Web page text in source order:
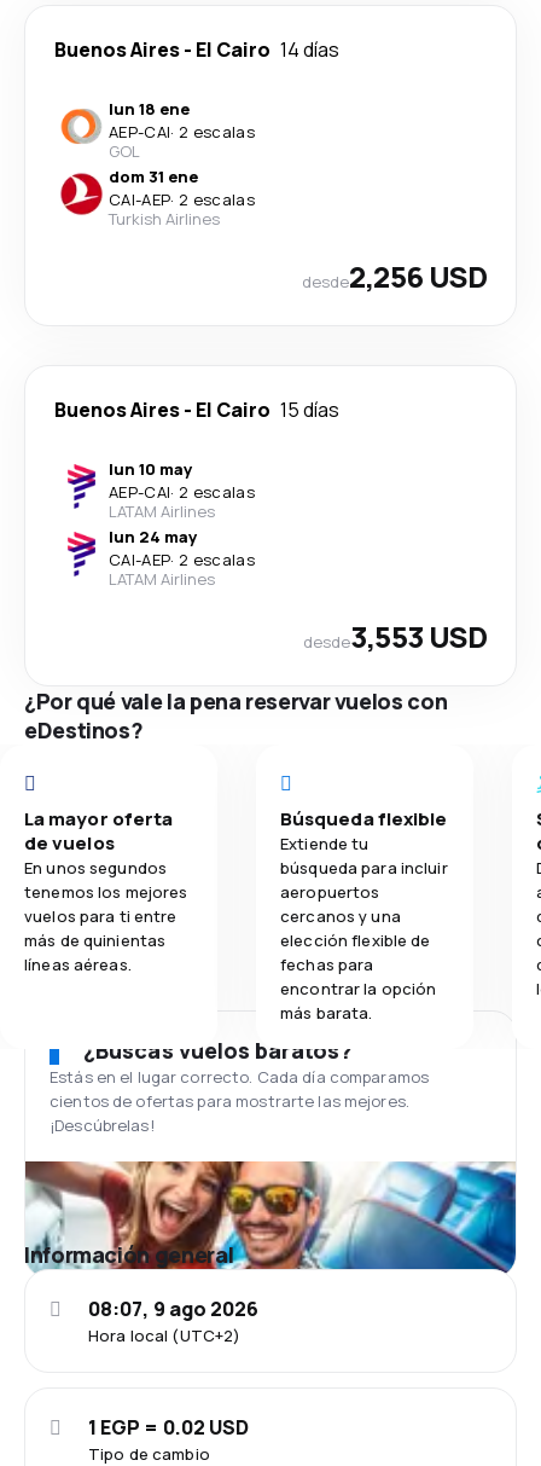
Buenos Aires- El Cairo 14 días
lun 18 ene
AEP-CAI· 2 escalas
GOL
dom 31 ene
CAI-AEP· 2 escalas
Turkish Airlines
desde2,256 USD
Buenos Aires- El Cairo 15 días
lun 10 may
AEP-CAI· 2 escalas
LATAM Airlines
lun 24 may
CAI-AEP· 2 escalas
LATAM Airlines
desde3,553 USD
¿Por qué vale la pena reservar vuelos con
eDestinos?
La mayor oferta
de vuelos
En unos segundos
tenemos los mejores
vuelos para ti entre
más de quinientas
líneas aéreas.
Búsqueda flexible
Extiende tu
búsqueda para incluir
aeropuertos
cercanos y una
elección flexible de
fechas para
encontrar la opción
más barata.
¿Buscas vuelos baratos?
Estás en el lugar correcto. Cada día comparamos
cientos de ofertas para mostrarte las mejores.
¡Descúbrelas!
Información general
Hora local (UTC+2)
08:07, 9 ago 2026
Tipo de cambio
1 EGP = 0.02 USD